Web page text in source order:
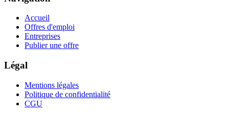
Accueil
Offres d'emploi
Entreprises
Publier une offre
Légal
Mentions légales
Politique de confidentialité
CGU